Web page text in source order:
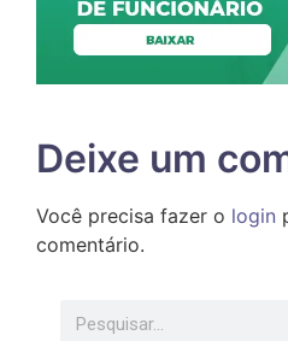
Deixe um
Você precisa fazer o login
comentário.